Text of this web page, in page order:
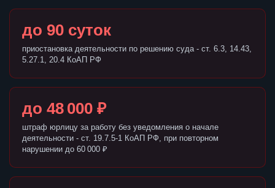
до 90 суток
приостановка деятельности по решению суда - ст. 6.3, 14.43,
5.27.1, 20.4 КоАП РФ
до 48 000 ₽
штраф юрлицу за работу без уведомления о начале
деятельности - ст. 19.7.5-1 КоАП РФ, при повторном
нарушении до 60 000 ₽